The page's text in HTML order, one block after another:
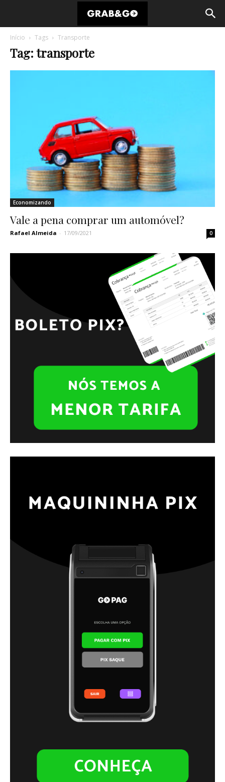
Início Tags Transporte
Tag: transporte
Economizando
Vale a pena comprar um automóvel?
Rafael Almeida - 17/09/2021 0